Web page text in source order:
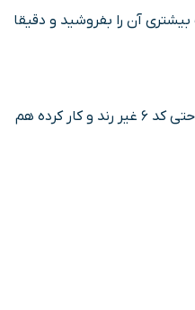
با قیمت بیشتری آن را بفروشید و دقیقا
بخرید، حتی کد 6 غیر رند و کار کرده هم